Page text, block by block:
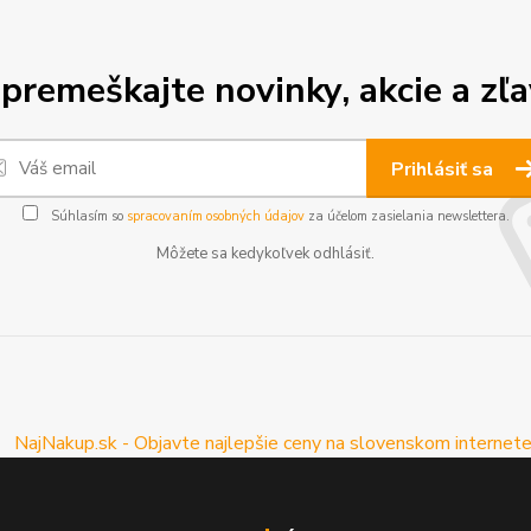
novinky, akcie a
Prihlásiť sa
Súhlasím so spracovaním osobných údajovza účelom zasielania newslettera.
Môžete sa kedykoľvek odhlásiť.